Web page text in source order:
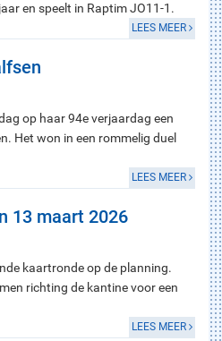
en speelt in Raptim JO11-1.
LEES MEER
op haar 94e verjaardag een
Het won in een rommelig duel
LEES MEER
13 maart 2026
kaartronde op de planning.
richting de kantine voor een
LEES MEER